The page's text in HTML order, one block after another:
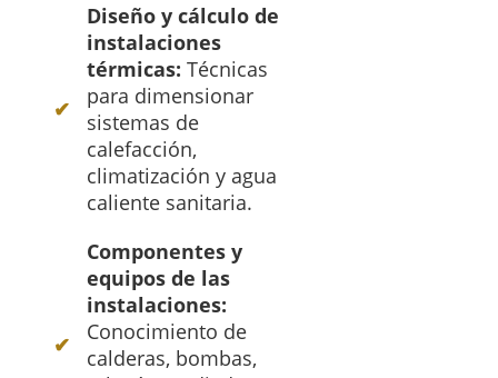
Diseño y cálculo de
instalaciones
térmicas: Técnicas
para dimensionar
sistemas de
calefacción,
climatización y agua
caliente sanitaria.
Componentes y
equipos de las
instalaciones:
Conocimiento de
calderas, bombas,